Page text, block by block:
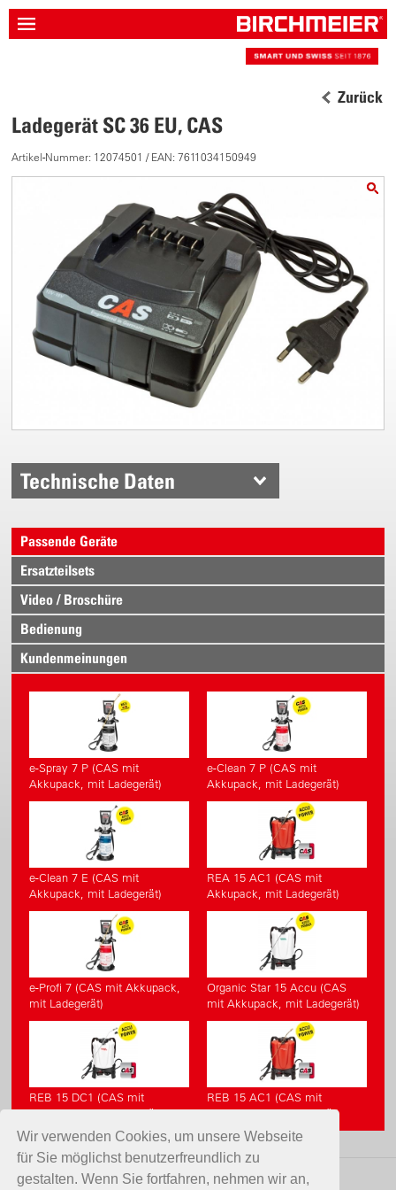
Wir verwenden Cookies, um unsere Webseite
für Sie möglichst benutzerfreundlich zu
gestalten. Wenn Sie fortfahren, nehmen wir an,
Zurück
Ladegerät SC 36 EU, CAS
Artikel-Nummer: 12074501 / EAN: 7611034150949
Technische Daten
Passende Geräte
Ersatzteilsets
Video / Broschüre
Bedienung
Kundenmeinungen
e-Spray 7 P (CAS mit
Akkupack, mit Ladegerät)
e-Clean 7 P (CAS mit
Akkupack, mit Ladegerät)
e-Clean 7 E (CAS mit
Akkupack, mit Ladegerät)
REA 15 AC1 (CAS mit
Akkupack, mit Ladegerät)
e-Profi 7 (CAS mit Akkupack,
mit Ladegerät)
Organic Star 15 Accu (CAS
mit Akkupack, mit Ladegerät)
REB 15 DC1 (CAS mit
Akkupack, mit Ladegerät)
REB 15 AC1 (CAS mit
Akkupack, mit Ladegerät)